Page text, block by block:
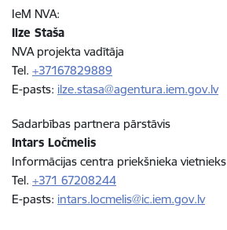
IeM NVA:
Ilze Staša
NVA projekta vadītāja
Tel. +37167829889
E-pasts: ilze.stasa@agentura.iem.gov.lv
Sadarbības partnera pārstāvis
Intars Ločmelis
Informācijas centra priekšnieka vietnieks
Tel. +371 67208244
E-pasts: intars.locmelis@ic.iem.gov.lv